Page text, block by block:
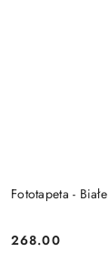
Fototapeta -
Cena:
268.00